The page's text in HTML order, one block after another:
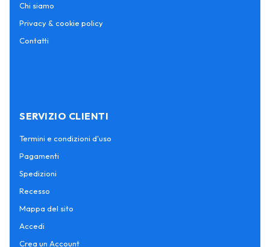
Chi siamo
Privacy & cookie policy
Contatti
SERVIZIO CLIENTI
Termini e condizioni d'uso
Pagamenti
Spedizioni
Recesso
Mappa del sito
Accedi
Crea un Account